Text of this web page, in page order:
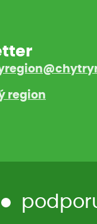
region